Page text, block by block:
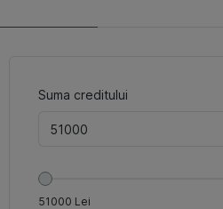
Suma creditului
51000 Lei